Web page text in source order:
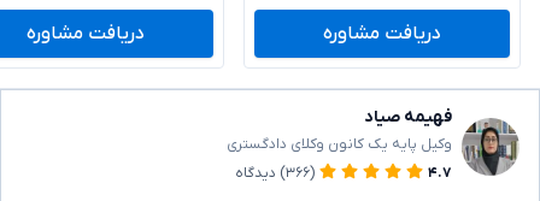
دریافت مشاوره دریافت مشاوره
فهیمه صیاد
وکیل پایه یک کانون وکلای دادگستری
۴.۷
(۳۶۶) دیدگاه